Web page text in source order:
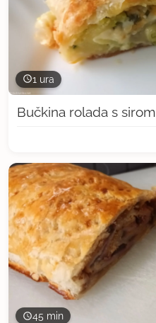
1 ura
Bučkina rolada s sirom
45 min